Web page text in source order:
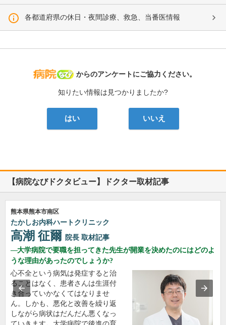
各都道府県の休日・夜間診療、救急、当番医情報
病院なび
からのアンケートにご協力ください。
知りたい情報は見つかりましたか?
はい いいえ
【病院なびドクタビュー】ドクター取材記事
熊本県熊本市南区
たかしお内科ハートクリニック
高潮 征爾 院長 取材記事
大学病院で要職を担ってきた先生が開業を決めたのにはどのよ
うな理由があったのでしょうか?
心不全という病気は発症すると治
ることはなく、患者さんは生涯付
き合っていかなくてはなりませ
ん。しかも、悪化と改善を繰り返
しながら病状はだんだん悪くなっ